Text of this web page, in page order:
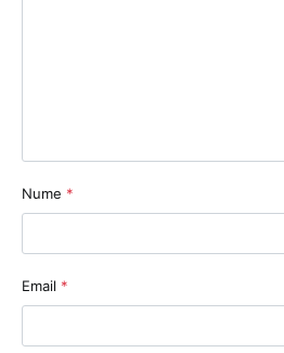
Nume *
Email *